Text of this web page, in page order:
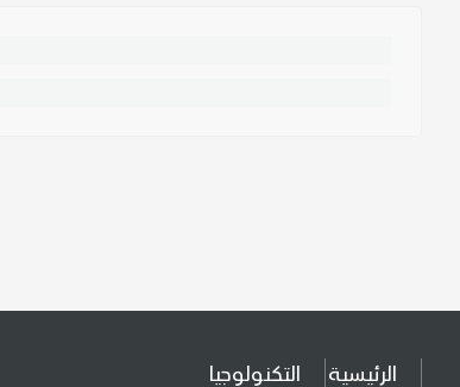
الرئيسية
التكنولوجيا